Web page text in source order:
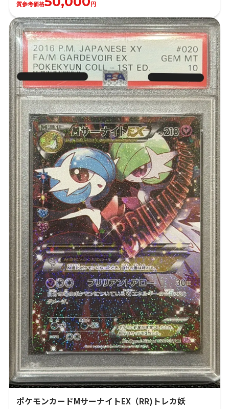
質参考価格 円
ポケモンカードMサーナイトEX（RR)トレカ妖